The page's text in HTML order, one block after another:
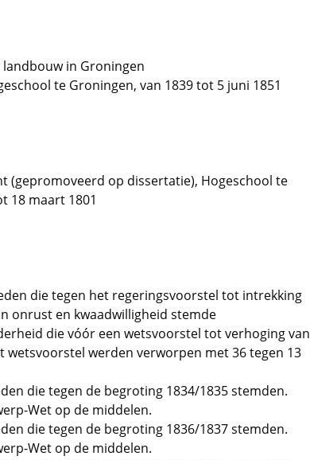
in Groningen
te Groningen, van 1839 tot 5 juni 1851
(gepromoveerd op dissertatie), Hogeschool te
18 maart 1801
die tegen het regeringsvoorstel tot intrekking
onrust en kwaadwilligheid stemde
die vóór een wetsvoorstel tot verhoging van
wetsvoorstel werden verworpen met 36 tegen 13
die tegen de begroting 1834/1835 stemden.
Wet op de middelen.
die tegen de begroting 1836/1837 stemden.
Wet op de middelen.